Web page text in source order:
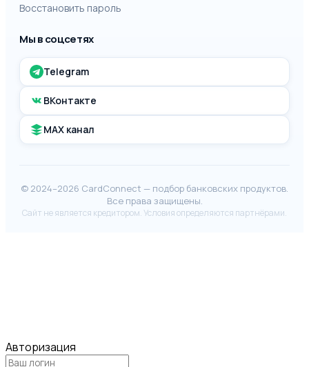
Восстановить пароль
Мы в соцсетях
Telegram
ВКонтакте
MAX канал
© 2024–2026 CardConnect — подбор банковских продуктов.
Все права защищены.
Сайт не является кредитором. Условия определяются партнёрами.
Авторизация